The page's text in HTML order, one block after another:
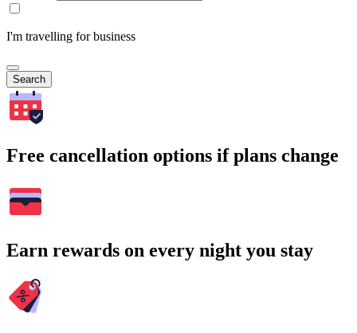
I'm travelling for business
Search
Free cancellation options if plans change
Earn rewards on every night you stay